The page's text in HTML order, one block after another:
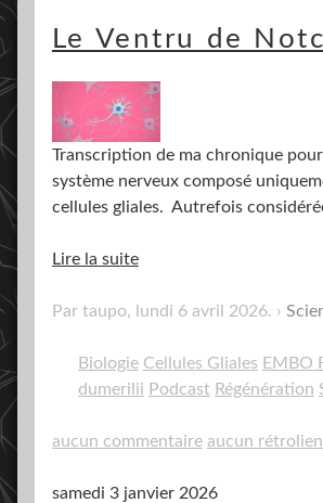
Le Ventru de
Transcription de ma chronique
système nerveux composé
cellules gliales. Autrefois
Lire la suite
Par taupo, lundi 6 avril 2026.
Biologie Cellules Gliales EMBO
dumerilii Podcast Régénération
aucun commentaire aucun rétrolien
samedi 3 janvier 2026